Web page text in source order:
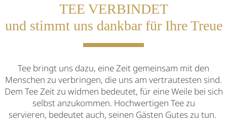
TEE VERBINDET
und stimmt uns dankbar für Ihre Treue
Tee bringt uns dazu, eine Zeit gemeinsam mit den
Menschen zu verbringen, die uns am vertrautesten sind.
Dem Tee Zeit zu widmen bedeutet, für eine Weile bei sich
selbst anzukommen. Hochwertigen Tee zu
servieren, bedeutet auch, seinen Gästen Gutes zu tun.